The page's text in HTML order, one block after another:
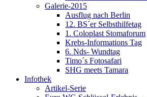
Galerie-2015
Ausflug nach Berlin
12. BS´er Selbsthilfetag
1. Coloplast Stomaforum
Krebs-Informations Tag
6. Nds- Wundtag
Timo´s Fotosafari
SHG meets Tamara
Infothek
Artikel-Serie